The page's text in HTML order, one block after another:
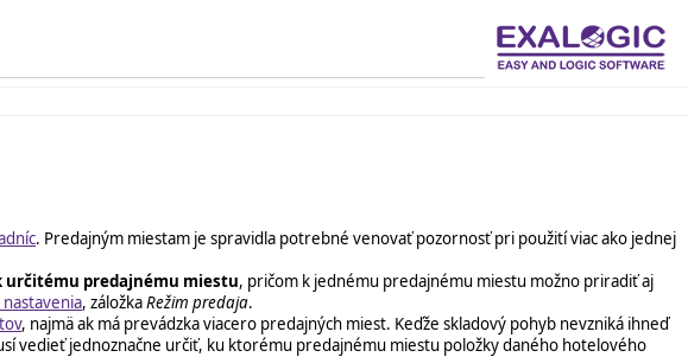
. Predajným miestam je spravidla potrebné venovať pozornosť pri použití viac ako jednej
určitému predajnému miestu, pričom k jednému predajnému miestu možno priradiť aj
nastavenia, záložkaRežim predaja.
, najmä ak má prevádzka viacero predajných miest. Keďže skladový pohyb nevzniká ihneď
vedieť jednoznačne určiť, ku ktorému predajnému miestu položky daného hotelového